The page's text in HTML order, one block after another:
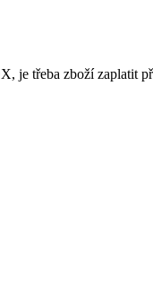
je třeba zboží zaplatit